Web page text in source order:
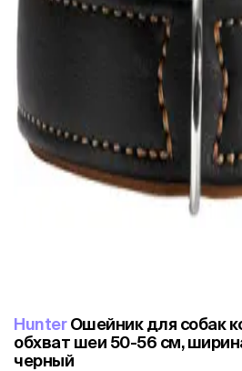
HunterОшейник для собак
обхват шеи 50-56 см,
черный